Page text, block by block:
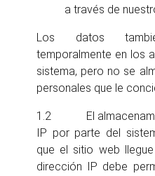
a través de
Los datos
temporalmente en los
sistema, pero no se
personales que le
1.2 El
IP por parte del
que el sitio web
dirección IP debe